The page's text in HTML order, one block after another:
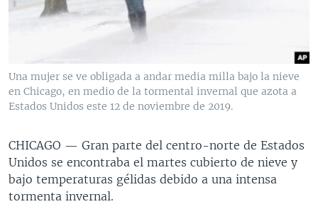
VENEZUELA
NICARAGUA
ECONOMÍA
TECNOLOGÍA
DEPORTES
MULTIMEDIA
FOTOGRAFÍA
AUDIOS
EL MUNDO AL DÍA
FORO INTERAMERICANO
LAS CLAVES
PANORAMA
RADIO
AVANCE INFORMATIVO
BUENOS DÍAS AMÉRICA
ESTADOS UNIDOS AL DÍA
EL MUNDO AL DÍA [RADIO]
DIRECT
Learning English
SÍGANOS
Una mujer se ve obligada a andar media milla bajo la nieve
en Chicago, en medio de la tormental invernal que azota a
Estados Unidos este 12 de noviembre de 2019.
CHICAGO — Gran parte del centro-norte de Estados
Unidos se encontraba el martes cubierto de nieve y
bajo temperaturas gélidas debido a una intensa
tormenta invernal.